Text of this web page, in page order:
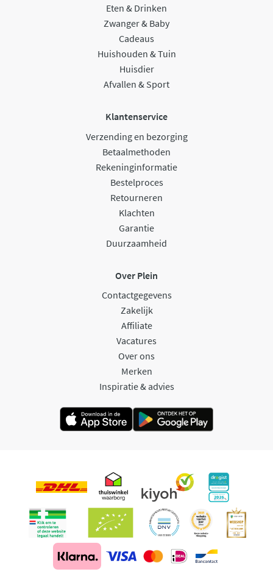
Eten & Drinken
Zwanger & Baby
Cadeaus
Huishouden & Tuin
Huisdier
Afvallen & Sport
Klantenservice
Verzending en bezorging
Betaalmethoden
Rekeninginformatie
Bestelproces
Retourneren
Klachten
Garantie
Duurzaamheid
Over Plein
Contactgegevens
Zakelijk
Affiliate
Vacatures
Over ons
Merken
Inspiratie & advies